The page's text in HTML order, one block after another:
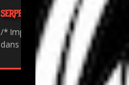
SERPENTS - "PAINKILLER"
/* Import des polices directement
dans l'article Blogger */...